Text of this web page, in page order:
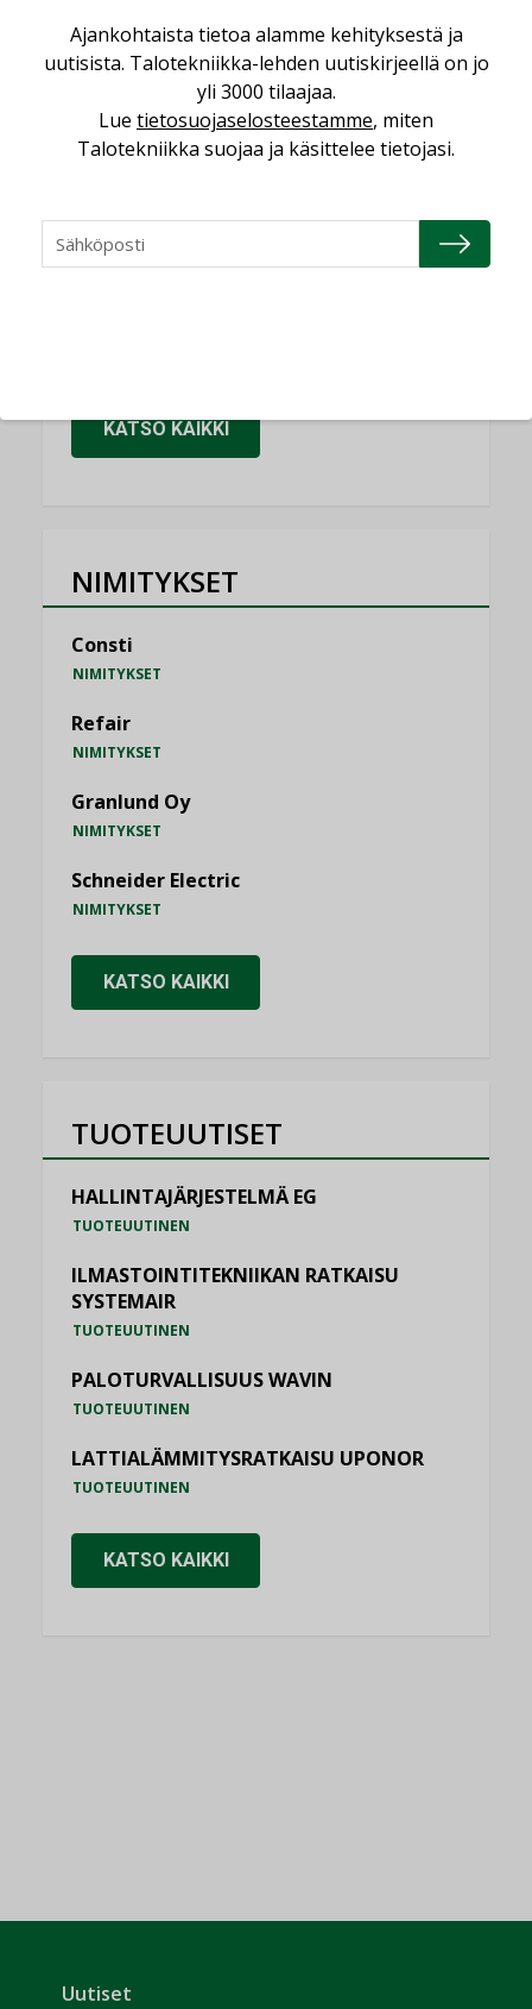
KOLUMNI
Yli miljoona kotia on vailla toimivaa
ilmanvaihtoa
KOLUMNI
saatavien tietojen vertailukelpoisuus?
KOLUMNI
KATSO KAIKKI
NIMITYKSET
Consti
NIMITYKSET
Refair
NIMITYKSET
Granlund Oy
NIMITYKSET
Schneider Electric
NIMITYKSET
KATSO KAIKKI
TUOTEUUTISET
HALLINTAJÄRJESTELMÄ EG
TUOTEUUTINEN
ILMASTOINTITEKNIIKAN RATKAISU
SYSTEMAIR
TUOTEUUTINEN
PALOTURVALLISUUS WAVIN
TUOTEUUTINEN
LATTIALÄMMITYSRATKAISU UPONOR
TUOTEUUTINEN
KATSO KAIKKI
Uutiset
Ajankohtaista tietoa alamme kehityksestä ja
uutisista. Talotekniikka-lehden uutiskirjeellä on jo
yli 3000 tilaajaa.
Lue tietosuojaselosteestamme, miten
Talotekniikka suojaa ja käsittelee tietojasi.